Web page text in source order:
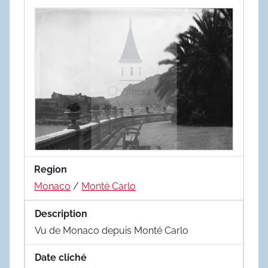
Region
Monaco / Monté Carlo
Description
Vu de Monaco depuis Monté Carlo
Date cliché